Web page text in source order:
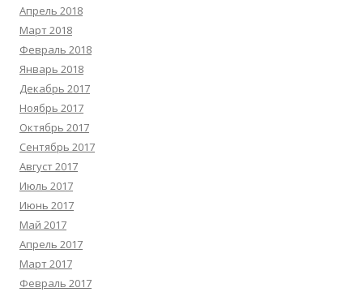
Апрель 2018
Март 2018
Февраль 2018
Январь 2018
Декабрь 2017
Ноябрь 2017
Октябрь 2017
Сентябрь 2017
Август 2017
Июль 2017
Июнь 2017
Май 2017
Апрель 2017
Март 2017
Февраль 2017